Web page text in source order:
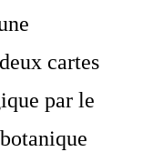
cartes
par le